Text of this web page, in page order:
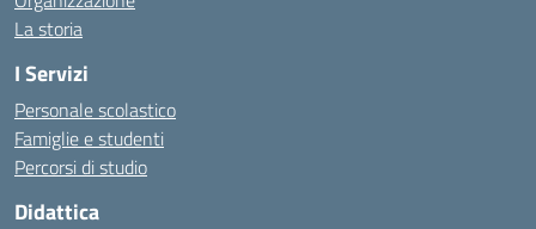
La storia
I Servizi
Personale scolastico
Famiglie e studenti
Percorsi di studio
Didattica